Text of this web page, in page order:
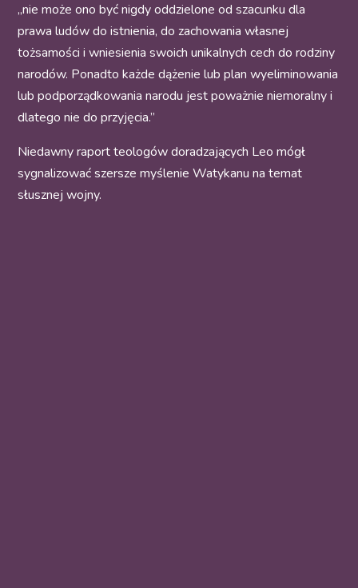
„nie może ono być nigdy oddzielone od szacunku dla
prawa ludów do istnienia, do zachowania własnej
tożsamości i wniesienia swoich unikalnych cech do rodziny
narodów. Ponadto każde dążenie lub plan wyeliminowania
lub podporządkowania narodu jest poważnie niemoralny i
dlatego nie do przyjęcia.”
Niedawny raport teologów doradzających Leo mógł
sygnalizować szersze myślenie Watykanu na temat
słusznej wojny.